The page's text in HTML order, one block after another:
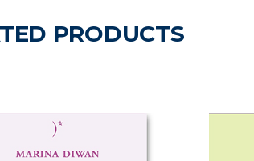
PRODUCTS